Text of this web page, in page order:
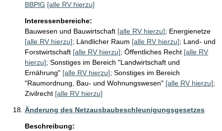
BBPlG [alle RV hierzu]
Interessenbereiche:
Bauwesen und Bauwirtschaft [alle RV hierzu]; Energienetze
[alle RV hierzu]; Ländlicher Raum [alle RV hierzu]; Land- und
Forstwirtschaft [alle RV hierzu]; Öffentliches Recht [alle RV
hierzu]; Sonstiges im Bereich "Landwirtschaft und
Ernährung" [alle RV hierzu]; Sonstiges im Bereich
"Raumordnung, Bau- und Wohnungswesen" [alle RV hierzu];
Zivilrecht [alle RV hierzu]
Änderung des Netzausbaubeschleunigungsgesetzes
Beschreibung: